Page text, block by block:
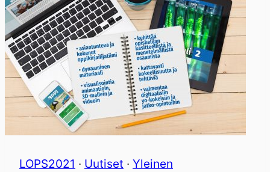
LOPS2021 · Uutiset · Yleinen